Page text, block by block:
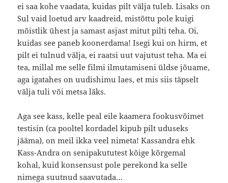
ei saa kohe vaadata, kuidas pilt välja tuleb. Lisaks on
Sul vaid loetud arv kaadreid, mistõttu pole kuigi
mõistlik ühest ja samast asjast mitut pilti teha. Oi,
kuidas see paneb koonerdama! Isegi kui on hirm, et
pilt ei tulnud välja, ei raatsi uut vajutust teha. Ma ei
tea, millal me selle filmi ilmutamiseni üldse jõuame,
aga igatahes on uudishimu laes, et mis siis täpselt
välja tuli või metsa läks.
Aga see kass, kelle peal eile kaamera fookusvõimet
testisin (ca pooltel kordadel kipub pilt uduseks
jääma), on meil ikka veel nimeta! Kassandra ehk
Kass-Andra on senipakututest kõige kõrgemal
kohal, kuid konsensust pole perekond ka selle
nimega suutnud saavutada…